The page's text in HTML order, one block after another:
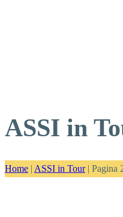
ASSI in
Home | ASSI in Tour| Pagina